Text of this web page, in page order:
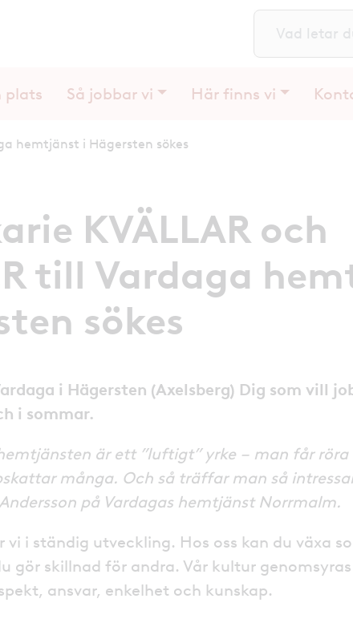
plats Så jobbar vi Här finns vi
hemtjänst i Hägersten sökes
KVÄLLAR och
till Vardaga
sökes
i Hägersten (Axelsberg) Dig som vill
i sommar.
är ett ”luftigt” yrke – man får
många. Och så träffar man så
på Vardagas hemtjänst Norrmalm.
vi i ständig utveckling. Hos oss kan du växa
gör skillnad för andra. Vår kultur genomsyras
ansvar, enkelhet och kunskap.